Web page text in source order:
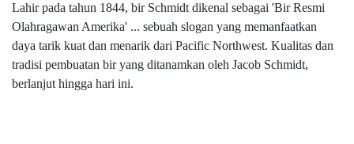
Lahir pada tahun 1844, bir Schmidt dikenal sebagai 'Bir Resmi
Olahragawan Amerika' ... sebuah slogan yang memanfaatkan
daya tarik kuat dan menarik dari Pacific Northwest. Kualitas dan
tradisi pembuatan bir yang ditanamkan oleh Jacob Schmidt,
berlanjut hingga hari ini.